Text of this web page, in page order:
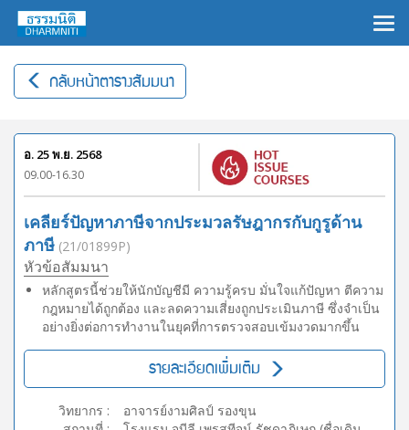
กลับหน้าตารางสัมมนา
อ. 25 พ.ย. 2568
09.00-16.30
เคลียร์ปัญหาภาษีจากประมวลรัษฎากรกับกูรูด้าน
ภาษี (21/01899P)
หัวข้อสัมมนา
หลักสูตรนี้ช่วยให้นักบัญชีมี ความรู้ครบ มั่นใจแก้ปัญหา ตีความ
กฎหมายได้ถูกต้อง และลดความเสี่ยงถูกประเมินภาษี ซึ่งจำเป็น
อย่างยิ่งต่อการทำงานในยุคที่การตรวจสอบเข้มงวดมากขึ้น
รายละเอียดเพิ่มเติม
วิทยากร :
อาจารย์งามศิลป์ รองขุน
×